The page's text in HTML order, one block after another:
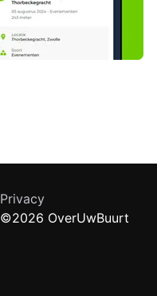
Privacy
©2026 OverUwBuurt